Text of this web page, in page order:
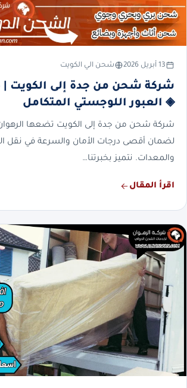
13 أبريل 2026 شحن الي الكويت
◈ العبور اللوجستي المتكامل
شركة شحن من جدة إلى الكويت تضعها
لضمان أقصى درجات الأمان والسرعة في نقل
والمعدات. نتميز بخبرتنا…
اقرأ المقال